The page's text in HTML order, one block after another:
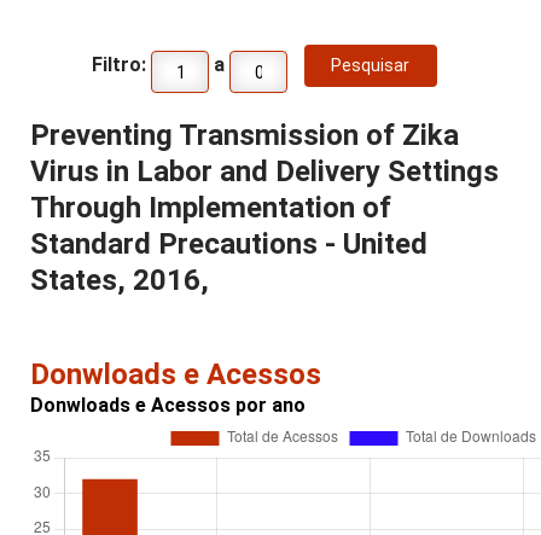
Filtro: a
Preventing Transmission of Zika
Virus in Labor and Delivery Settings
Through Implementation of
Standard Precautions - United
States, 2016,
Donwloads e Acessos
Donwloads e Acessos por ano